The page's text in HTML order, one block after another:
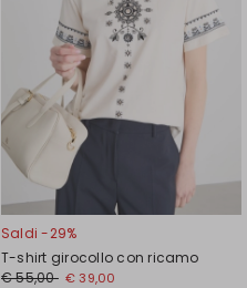
Saldi -29%
T-shirt girocollo con ricamo
€ 55,00 € 39,00